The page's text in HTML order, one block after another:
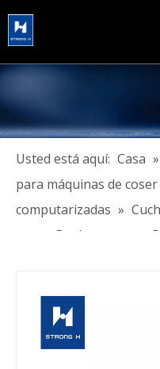
Usted está aquí: Casa »
para máquinas de
computarizadas »
marca Durkopp marca